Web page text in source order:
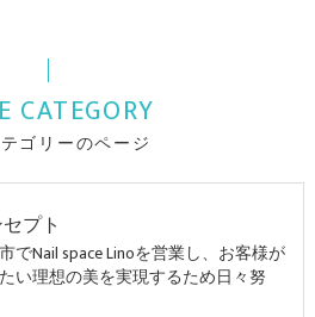
ゴリーのページ
CATEGORY
プト
でNail space Linoを営業し、お客様が
い理想の美を実現するため日々努